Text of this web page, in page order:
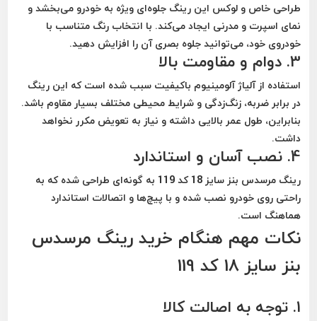
طراحی خاص و لوکس این رینگ جلوه‌ای ویژه به خودرو می‌بخشد و
نمای اسپرت و مدرنی ایجاد می‌کند. با انتخاب رنگ متناسب با
خودروی خود، می‌توانید جلوه بصری آن را افزایش دهید.
3. دوام و مقاومت بالا
استفاده از آلیاژ آلومینیوم باکیفیت سبب شده است که این رینگ
در برابر ضربه، زنگ‌زدگی و شرایط محیطی مختلف بسیار مقاوم باشد.
بنابراین، طول عمر بالایی داشته و نیاز به تعویض مکرر نخواهد
داشت.
4. نصب آسان و استاندارد
رینگ مرسدس بنز سایز 18 کد 119 به گونه‌ای طراحی شده که به
راحتی روی خودرو نصب شده و با پیچ‌ها و اتصالات استاندارد
هماهنگ است.
نکات مهم هنگام خرید رینگ مرسدس
بنز سایز 18 کد 119
1. توجه به اصالت کالا